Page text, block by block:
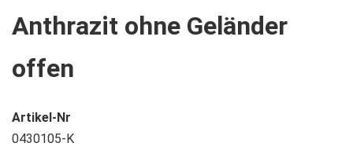
Anthrazit ohne Geländer
offen
Artikel-Nr
0430105-K